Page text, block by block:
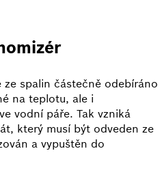
spalin částečně odebíráno
na teplotu, ale i
vodní páře. Tak vzniká
který musí být odveden ze
a vypuštěn do